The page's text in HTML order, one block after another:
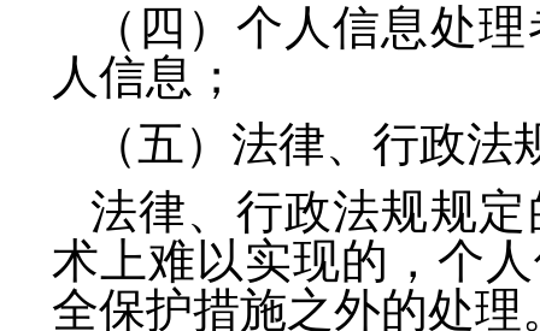
（四）个人信息处
人信息；
（五）法律、行政
法律、行政法规规
术上难以实现的，个
全保护措施之外的处理